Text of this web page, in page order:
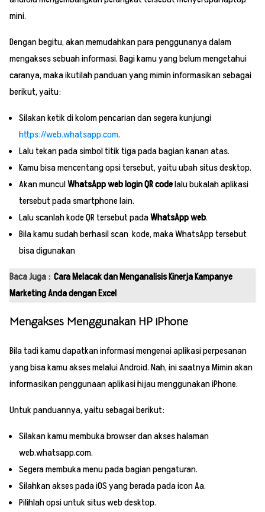
mini.
Dengan begitu, akan memudahkan para penggunanya dalam
mengakses sebuah informasi. Bagi kamu yang belum mengetahui
caranya, maka ikutilah panduan yang mimin informasikan sebagai
berikut, yaitu:
Silakan ketik di kolom pencarian dan segera kunjungi
https://web.whatsapp.com.
Lalu tekan pada simbol titik tiga pada bagian kanan atas.
Kamu bisa mencentang opsi tersebut, yaitu ubah situs desktop.
Akan munculWhatsApp web login QR codelalu bukalah aplikasi
tersebut pada smartphone lain.
Lalu scanlah kode QR tersebut padaWhatsApp web.
Bila kamu sudah berhasil scan kode, maka WhatsApp tersebut
bisa digunakan
Baca Juga : Cara Melacak dan Menganalisis Kinerja Kampanye
Marketing Anda dengan Excel
Mengakses Menggunakan HP iPhone
Bila tadi kamu dapatkan informasi mengenai aplikasi perpesanan
yang bisa kamu akses melalui Android. Nah, ini saatnya Mimin akan
informasikan penggunaan aplikasi hijau menggunakan iPhone.
Untuk panduannya, yaitu sebagai berikut:
Silakan kamu membuka browser dan akses halaman
web.whatsapp.com.
Segera membuka menu pada bagian pengaturan.
Silahkan akses pada iOS yang berada pada icon Aa.
Pilihlah opsi untuk situs web desktop.